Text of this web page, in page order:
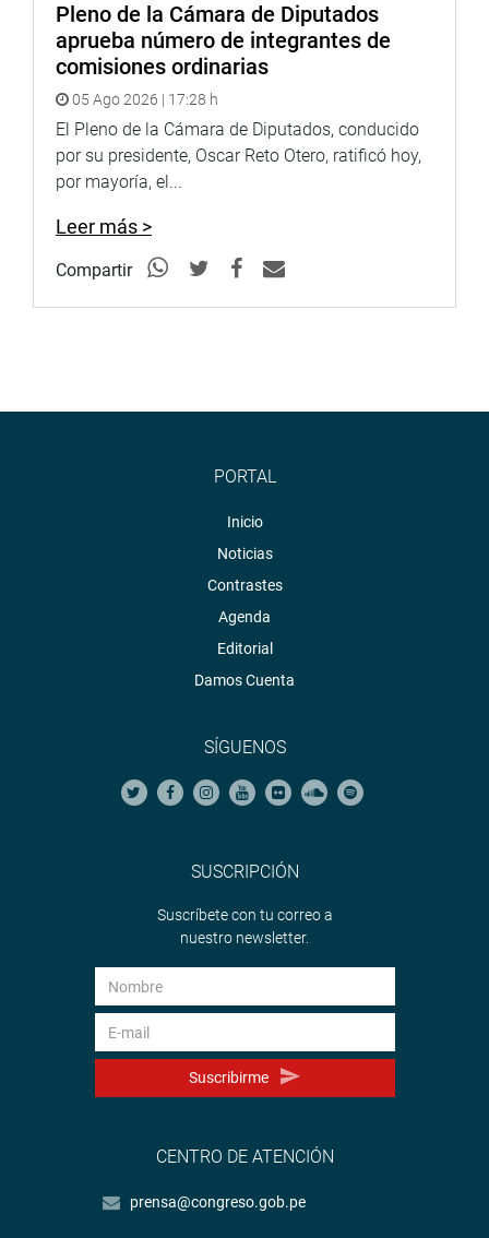
Pleno de la Cámara de Diputados
aprueba número de integrantes de
comisiones ordinarias
05 Ago 2026 | 17:28 h
El Pleno de la Cámara de Diputados, conducido
por su presidente, Oscar Reto Otero, ratificó hoy,
por mayoría, el...
Leer más >
Compartir
PORTAL
Inicio
Noticias
Contrastes
Agenda
Editorial
Damos Cuenta
SÍGUENOS
SUSCRIPCIÓN
Suscríbete con tu correo a
nuestro newsletter.
Suscribirme
CENTRO DE ATENCIÓN
prensa@congreso.gob.pe